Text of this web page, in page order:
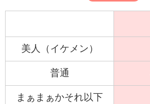
美人（イケメン）
普通
まぁまぁかそれ以下